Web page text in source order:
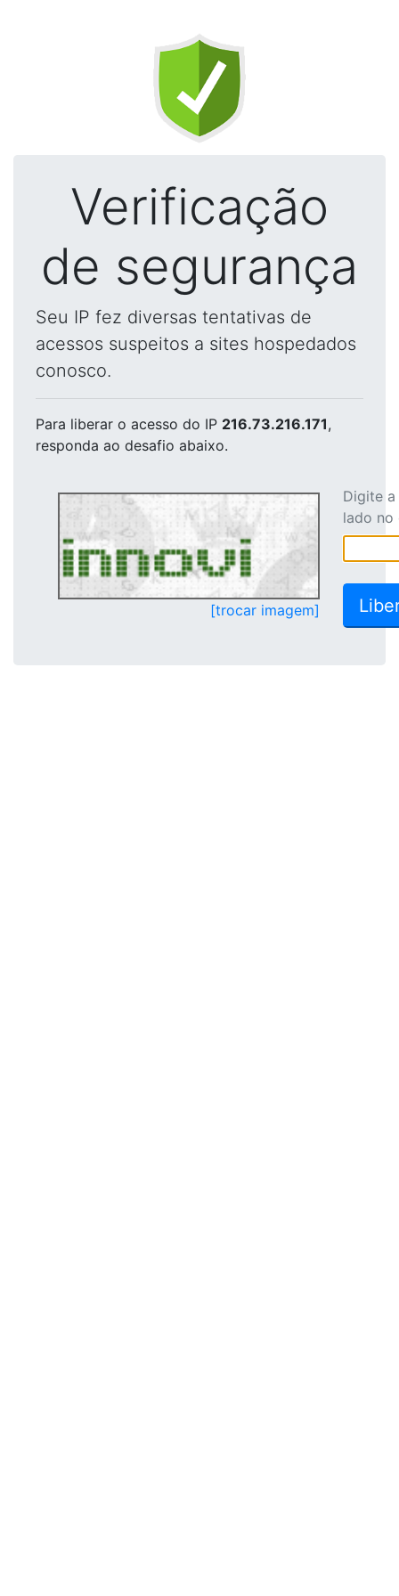
Verificação
de segurança
Seu IP fez diversas tentativas de
acessos suspeitos a sites hospedados
conosco.
Para liberar o acesso do IP 216.73.216.171,
responda ao desafio abaixo.
[trocar imagem]
Digite
lado no